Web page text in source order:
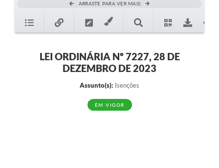
ARRASTE PARA VER MAIS
LEI ORDINÁRIA Nº 7227, 28 DE
DEZEMBRO DE 2023
Assunto(s): Isenções
EM VIGOR